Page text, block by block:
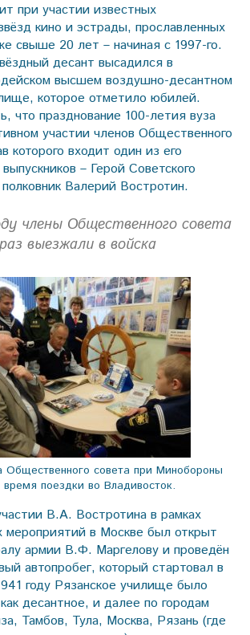
при участии известных
кино и эстрады, прославленных
свыше 20 лет – начиная с 1997-го.
десант высадился в
высшем воздушно-десантном
которое отметило юбилей.
что празднование 100-летия вуза
участии членов Общественного
которого входит один из его
– Герой Советского
Валерий Востротин.
члены Общественного совета
выезжали в войска
Общественного совета при Минобороны
поездки во Владивосток.
В.А. Востротина в рамках
мероприятий в Москве был открыт
армии В.Ф. Маргелову и проведён
автопробег, который стартовал в
году Рязанское училище было
десантное, и далее по городам
Тамбов, Тула, Москва, Рязань (где